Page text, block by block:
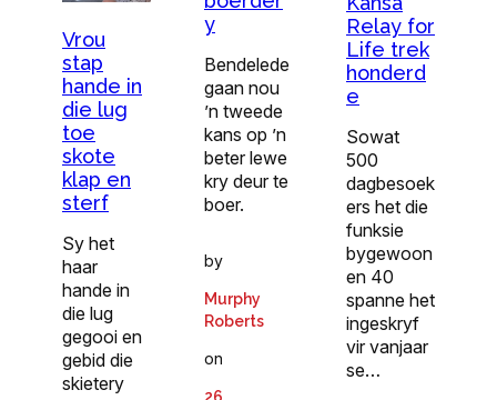
Vrou
stap
hande in
die lug
toe
skote
klap en
sterf
Sy het
haar
hande in
die lug
gegooi en
gebid die
skietery
y
Bendelede
gaan nou
’n tweede
kans op ’n
beter lewe
kry deur te
boer.
by
Murphy
Roberts
on
Relay for
Life trek
honderd
e
Sowat
500
dagbesoek
ers het die
funksie
bygewoon
en 40
spanne het
ingeskryf
vir vanjaar
se…